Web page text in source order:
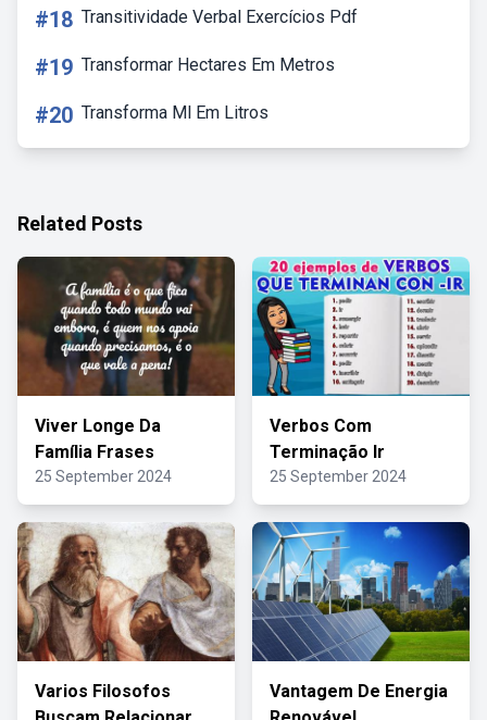
#18 Transitividade Verbal Exercícios Pdf
#19 Transformar Hectares Em Metros
#20 Transforma Ml Em Litros
Related Posts
Viver Longe Da
Família Frases
25 September 2024
Verbos Com
Terminação Ir
25 September 2024
Varios Filosofos
Vantagem De Energia